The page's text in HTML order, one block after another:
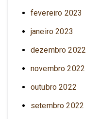
fevereiro 2023
janeiro 2023
dezembro 2022
novembro 2022
outubro 2022
setembro 2022